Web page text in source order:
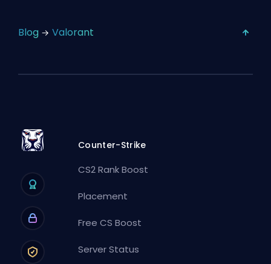
Blog Valorant
Counter-Strike
CS2 Rank Boost
Placement
Free CS Boost
Server Status